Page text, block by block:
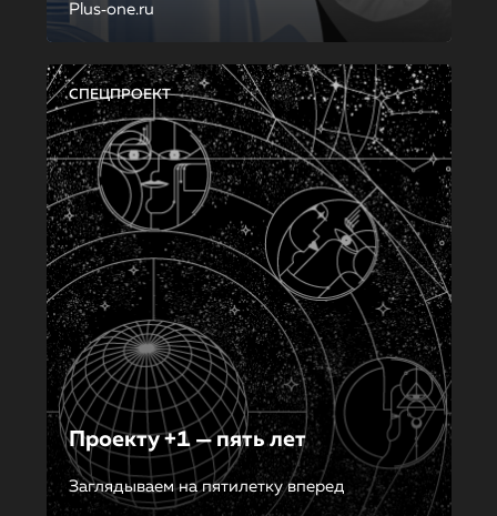
Plus‑one.ru
СПЕЦПРОЕКТ
Проекту +1 — пять лет
Заглядываем на пятилетку вперед